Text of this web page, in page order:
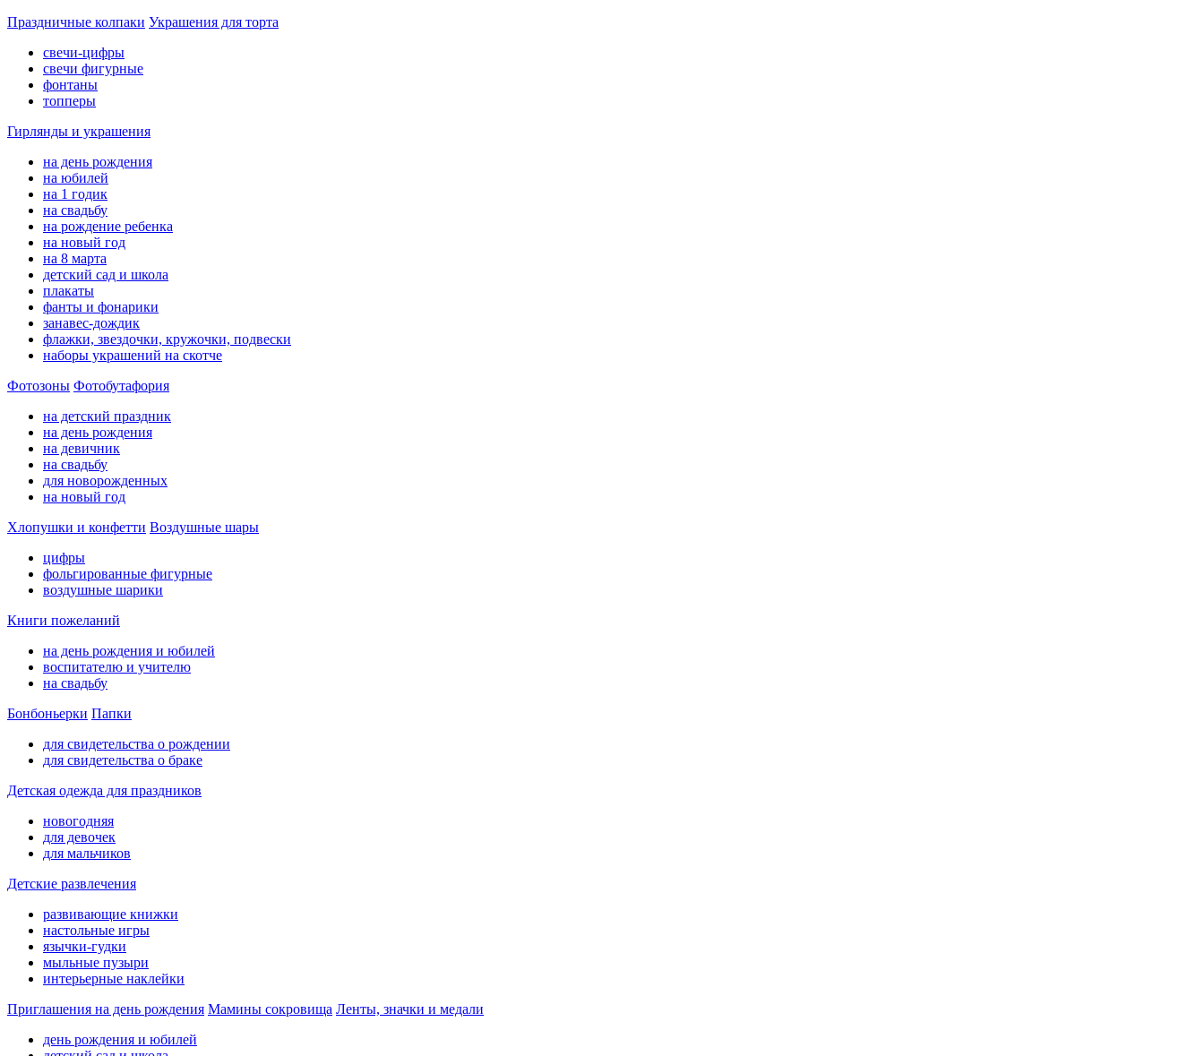
Праздничные колпаки Украшения для торта
свечи-цифры
свечи фигурные
фонтаны
топперы
Гирлянды и украшения
на день рождения
на юбилей
на 1 годик
на свадьбу
на рождение ребенка
на новый год
на 8 марта
детский сад и школа
плакаты
фанты и фонарики
занавес-дождик
флажки, звездочки, кружочки, подвески
наборы украшений на скотче
Фотозоны Фотобутафория
на детский праздник
на день рождения
на девичник
на свадьбу
для новорожденных
на новый год
Хлопушки и конфетти Воздушные шары
цифры
фольгированные фигурные
воздушные шарики
Книги пожеланий
на день рождения и юбилей
воспитателю и учителю
на свадьбу
Бонбоньерки Папки
для свидетельства о рождении
для свидетельства о браке
Детская одежда для праздников
новогодняя
для девочек
для мальчиков
Детские развлечения
развивающие книжки
настольные игры
язычки-гудки
мыльные пузыри
интерьерные наклейки
Приглашения на день рождения Мамины сокровища Ленты, значки и медали
день рождения и юбилей